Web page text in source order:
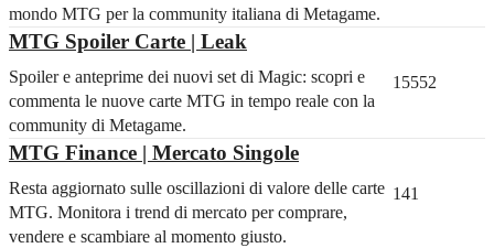
mondo MTG per la community italiana di Metagame.
MTG Spoiler Carte | Leak
Spoiler e anteprime dei nuovi set di Magic: scopri e
commenta le nuove carte MTG in tempo reale con la
community di Metagame.
15552
MTG Finance | Mercato Singole
Resta aggiornato sulle oscillazioni di valore delle carte
MTG. Monitora i trend di mercato per comprare,
vendere e scambiare al momento giusto.
141